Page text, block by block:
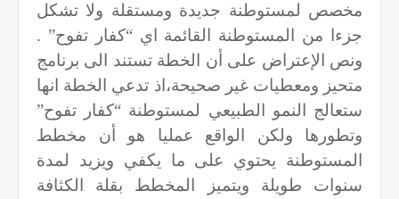
مخصص لمستوطنة جديدة ومستقلة ولا تشكل
جزءا من المستوطنة القائمة اي “كفار تفوح” .
ونص الإعتراض على أن الخطة تستند الى برنامج
متحيز ومعطيات غير صحيحة،اذ تدعي الخطة انها
ستعالج النمو الطبيعي لمستوطنة “كفار تفوح”
وتطورها ولكن الواقع عمليا هو أن مخطط
المستوطنة يحتوي على ما يكفي ويزيد لمدة
سنوات طويلة ويتميز المخطط بقلة الكثافة